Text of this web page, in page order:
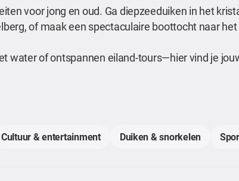
voor jong en oud. Ga diepzeeduiken in het
of maak een spectaculaire boottocht naar
water of ontspannen eiland-tours—hier vind je
Cultuur & entertainment Duiken & snorkelen